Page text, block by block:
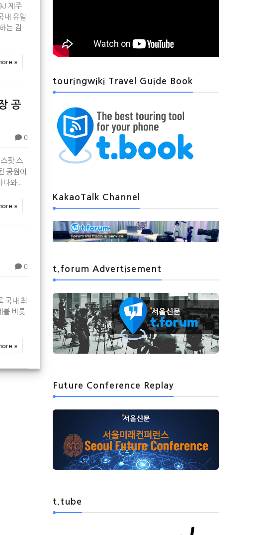
제주
내 유일
는 김
»
공
0
팟 스
공원이
다와...
»
0
국내 최
를 비롯
»
touringwiki Travel Guide Book
KakaoTalk Channel
t.forum Advertisement
Future Conference Replay
t.tube